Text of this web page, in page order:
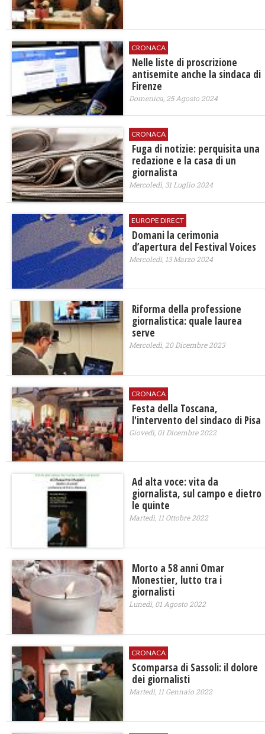
CRONACA
Nelle liste di proscrizione
antisemite anche la sindaca di
Firenze
Domenica, 25 Agosto 2024
CRONACA
Fuga di notizie: perquisita una
redazione e la casa di un
giornalista
Mercoledì, 31 Luglio 2024
EUROPE DIRECT
Domani la cerimonia
d’apertura del Festival Voices
Mercoledì, 13 Marzo 2024
Riforma della professione
giornalistica: quale laurea
serve
Mercoledì, 20 Dicembre 2023
CRONACA
Festa della Toscana,
l'intervento del sindaco di Pisa
Giovedì, 01 Dicembre 2022
Ad alta voce: vita da
giornalista, sul campo e dietro
le quinte
Martedì, 11 Ottobre 2022
Morto a 58 anni Omar
Monestier, lutto tra i
giornalisti
Lunedì, 01 Agosto 2022
CRONACA
Scomparsa di Sassoli: il dolore
dei giornalisti
Martedì, 11 Gennaio 2022